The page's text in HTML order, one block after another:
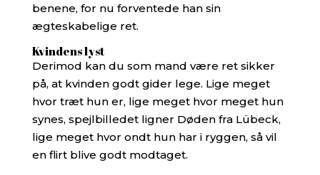
benene, for nu forventede han sin
ægteskabelige ret.
Kvindens lyst
Derimod kan du som mand være ret sikker
på, at kvinden godt gider lege. Lige meget
hvor træt hun er, lige meget hvor meget hun
synes, spejlbilledet ligner Døden fra Lübeck,
lige meget hvor ondt hun har i ryggen, så vil
en flirt blive godt modtaget.